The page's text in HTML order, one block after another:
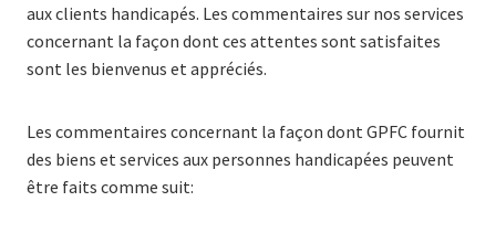
aux clients handicapés. Les commentaires sur nos services
concernant la façon dont ces attentes sont satisfaites
sont les bienvenus et appréciés.
Les commentaires concernant la façon dont GPFC fournit
des biens et services aux personnes handicapées peuvent
être faits comme suit: